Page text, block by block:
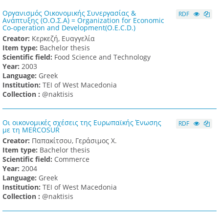
Οργανισμός Οικονομικής Συνεργασίας &
Ανάπτυξης (Ο.Ο.Σ.Α) = Organization for Economic
Co-operation and Development(O.E.C.D.)
Creator: Κερκεζή, Ευαγγελία
Item type: Bachelor thesis
Scientific field: Food Science and Technology
Υear: 2003
Language: Greek
Institution: TEI of West Macedonia
Collection : @naktisis
RDF
Οι οικονομικές σχέσεις της Ευρωπαϊκής Ένωσης
με τη MERCOSUR
Creator: Παπακίτσου, Γεράσιμος Χ.
Item type: Bachelor thesis
Scientific field: Commerce
Υear: 2004
Language: Greek
Institution: TEI of West Macedonia
Collection : @naktisis
RDF